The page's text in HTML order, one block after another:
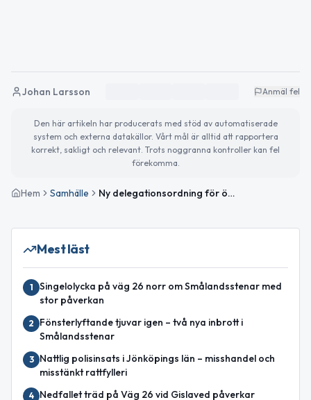
Johan Larsson Anmäl fel
Den här artikeln har producerats med stöd av automatiserade
system och externa datakällor. Vårt mål är alltid att rapportera
korrekt, sakligt och relevant. Trots noggranna kontroller kan fel
förekomma.
Hem Samhälle Ny delegationsordning för överförmyndarnämnden GGVV
Mest läst
1
Singelolycka på väg 26 norr om Smålandsstenar med
stor påverkan
2
Fönsterlyftande tjuvar igen – två nya inbrott i
Smålandsstenar
3
Nattlig polisinsats i Jönköpings län – misshandel och
misstänkt rattfylleri
4 Nedfallet träd på Väg 26 vid Gislaved påverkar